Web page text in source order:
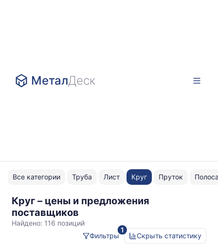
МеталДеск
Все категории Труба Лист Круг Пруток
Круг – цены и предложения
поставщиков
Найдено: 116 позиций
1
Фильтры
Скрыть статистику